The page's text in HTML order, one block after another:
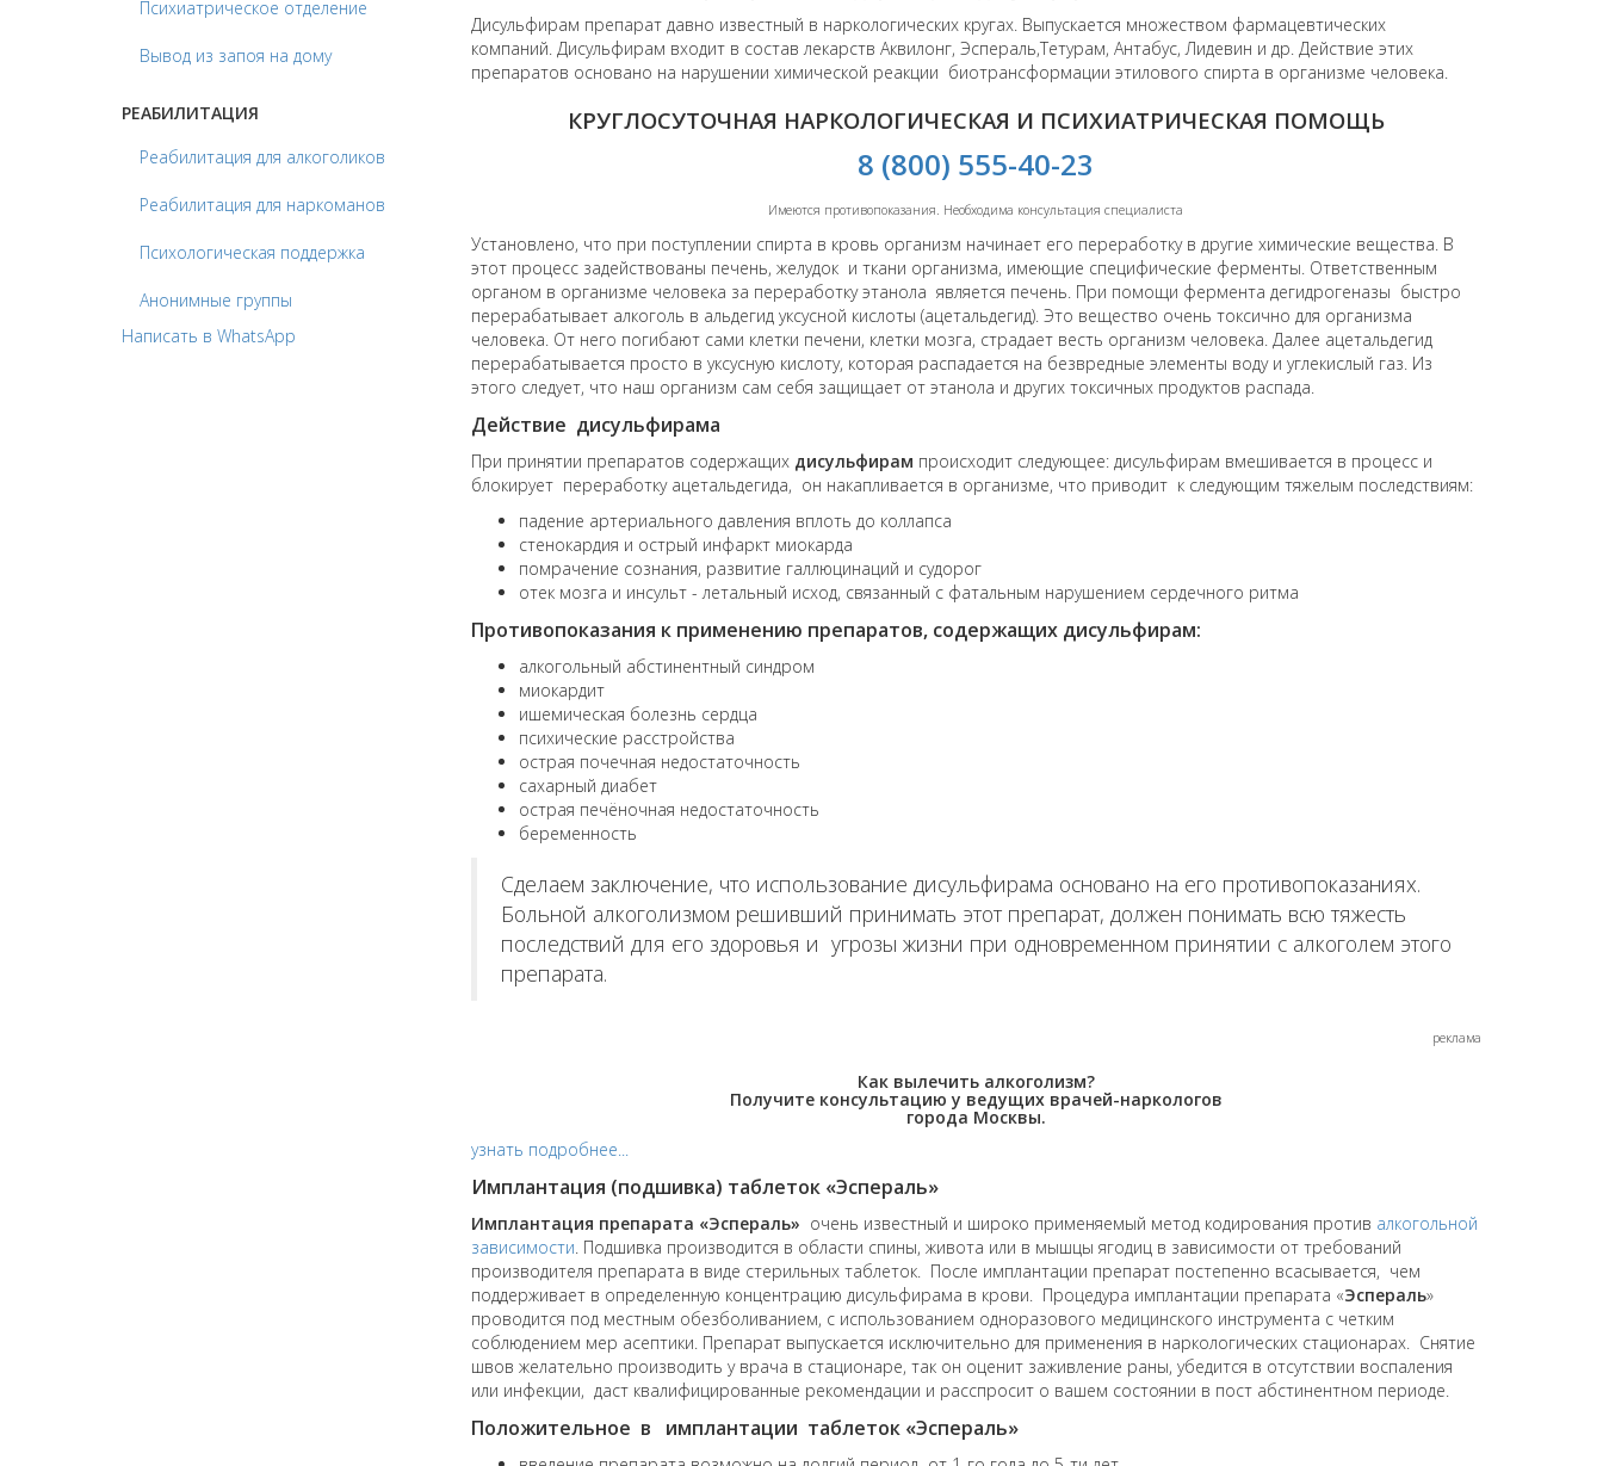
Психиатрическое отделение
Вывод из запоя на дому
РЕАБИЛИТАЦИЯ
Реабилитация для алкоголиков
Реабилитация для наркоманов
Психологическая поддержка
Анонимные группы
Написать в WhatsApp
Дисульфирам препарат давно известный в наркологических кругах. Выпускается множеством фармацевтических
компаний. Дисульфирам входит в состав лекарств Аквилонг, Эспераль,Тетурам, Антабус, Лидевин и др. Действие этих
препаратов основано на нарушении химической реакции биотрансформации этилового спирта в организме человека.
КРУГЛОСУТОЧНАЯ НАРКОЛОГИЧЕСКАЯ И ПСИХИАТРИЧЕСКАЯ ПОМОЩЬ
8 (800) 555-40-23
Имеются противопоказания. Необходима консультация специалиста
Установлено, что при поступлении спирта в кровь организм начинает его переработку в другие химические вещества. В
этот процесс задействованы печень, желудок и ткани организма, имеющие специфические ферменты. Ответственным
органом в организме человека за переработку этанола является печень. При помощи фермента дегидрогеназы быстро
перерабатывает алкоголь в альдегид уксусной кислоты (ацетальдегид). Это вещество очень токсично для организма
человека. От него погибают сами клетки печени, клетки мозга, страдает весть организм человека. Далее ацетальдегид
перерабатывается просто в уксусную кислоту, которая распадается на безвредные элементы воду и углекислый газ. Из
этого следует, что наш организм сам себя защищает от этанола и других токсичных продуктов распада.
Действие дисульфирама
При принятии препаратов содержащих дисульфирам происходит следующее: дисульфирам вмешивается в процесс и
блокирует переработку ацетальдегида, он накапливается в организме, что приводит к следующим тяжелым последствиям:
падение артериального давления вплоть до коллапса
стенокардия и острый инфаркт миокарда
помрачение сознания, развитие галлюцинаций и судорог
отек мозга и инсульт - летальный исход, связанный с фатальным нарушением сердечного ритма
Противопоказания к применению препаратов, содержащих дисульфирам:
алкогольный абстинентный синдром
миокардит
ишемическая болезнь сердца
психические расстройства
острая почечная недостаточность
сахарный диабет
острая печёночная недостаточность
беременность
Сделаем заключение, что использование дисульфирама основано на его противопоказаниях.
Больной алкоголизмом решивший принимать этот препарат, должен понимать всю тяжесть
последствий для его здоровья и угрозы жизни при одновременном принятии с алкоголем этого
препарата.
реклама
Как вылечить алкоголизм?
Получите консультацию у ведущих врачей-наркологов
города Москвы.
узнать подробнее...
Имплантация (подшивка) таблеток «Эспераль»
Имплантация препарата «Эспераль» очень известный и широко применяемый метод кодирования против алкогольной
зависимости . Подшивка производится в области спины, живота или в мышцы ягодиц в зависимости от требований
производителя препарата в виде стерильных таблеток. После имплантации препарат постепенно всасывается, чем
поддерживает в определенную концентрацию дисульфирама в крови. Процедура имплантации препарата «Эспераль»
проводится под местным обезболиванием, с использованием одноразового медицинского инструмента с четким
соблюдением мер асептики. Препарат выпускается исключительно для применения в наркологических стационарах. Снятие
швов желательно производить у врача в стационаре, так он оценит заживление раны, убедится в отсутствии воспаления
или инфекции, даст квалифицированные рекомендации и расспросит о вашем состоянии в пост абстинентном периоде.
Положительное в имплантации таблеток «Эспераль»